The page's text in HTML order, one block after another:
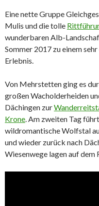
Eine nette Gruppe
Mulis und die tolle
wunderbaren Alb-
Sommer 2017 zu einem
Erlebnis.
Von Mehrstetten ging es
großen Wacholderheiden
Dächingen zur
Krone. Am zweiten Tag
wildromantische Wolfstal
und wieder zurück nach
Wiesenwege lagen auf dem